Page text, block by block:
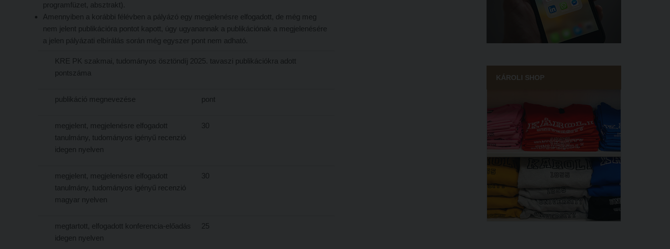
programfüzet, absztrakt).
Amennyiben a korábbi félévben a pályázó egy megjelenésre elfogadott, de még meg
nem jelent publikációra pontot kapott, úgy ugyanannak a publikációnak a megjelenésére
a jelen pályázati elbírálás során még egyszer pont nem adható.
KRE PK szakmai, tudományos ösztöndíj 2025. tavaszi publikációkra adott
pontszáma
publikáció megnevezése pont
megjelent, megjelenésre elfogadott
tanulmány, tudományos igényű recenzió
idegen nyelven
30
megjelent, megjelenésre elfogadott
tanulmány, tudományos igényű recenzió
magyar nyelven
30
megtartott, elfogadott konferencia-előadás
idegen nyelven
25
KÁROLI SHOP